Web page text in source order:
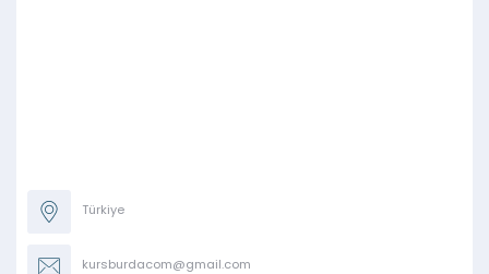
Türkiye
kursburdacom@gmail.com